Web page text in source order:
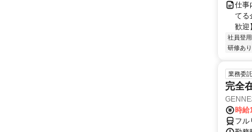
仕事
てる
歓迎
社員登
研修あり
業務委託
完全
時給
フル